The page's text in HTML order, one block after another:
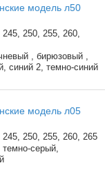
модель л50
250, 255, 260,
, бирюзовый ,
синий 2, темно-синий
модель л05
250, 255, 260, 265
серый,